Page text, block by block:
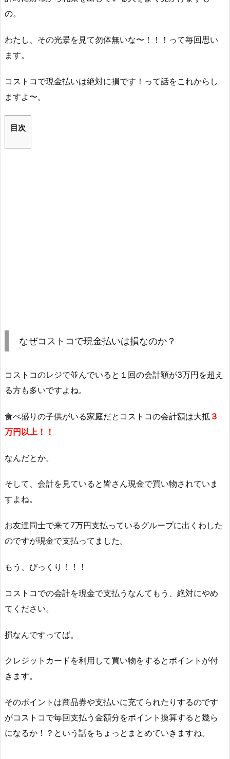
の。
わたし、その光景を見て勿体無いな〜！！！って毎回思い
ます。
コストコで現金払いは絶対に損です！って話をこれからし
ますよ〜。
目次
なぜコストコで現金払いは損なのか？
コストコのレジで並んでいると１回の会計額が3万円を超え
る方も多いですよね。
食べ盛りの子供がいる家庭だとコストコの会計額は大抵 ３
万円以上！！
なんだとか。
そして、会計を見ていると皆さん現金で買い物されていま
すよね。
お友達同士で来て7万円支払っているグループに出くわした
のですが現金で支払ってました。
もう、びっくり！！！
コストコでの会計を現金で支払うなんてもう、絶対にやめ
てください。
損なんですってば。
クレジットカードを利用して買い物をするとポイントが付
きます。
そのポイントは商品券や支払いに充てられたりするのです
がコストコで毎回支払う金額分をポイント換算すると幾ら
になるか！？という話をちょっとまとめていきますね。